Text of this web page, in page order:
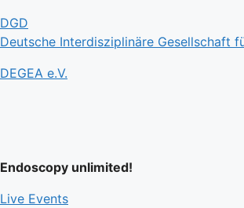
DGD
Deutsche Interdisziplinäre Gesellschaft
DEGEA e.V.
Endoscopy unlimited!
Live Events